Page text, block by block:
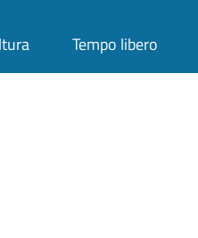
Tempo libero